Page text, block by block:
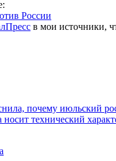
России
в мои источники,
почему июльский
технический